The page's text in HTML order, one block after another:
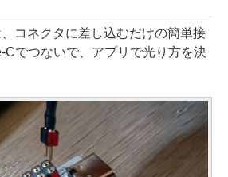
コネクタに差し込むだけの簡単接
Cでつないで、アプリで光り方を決